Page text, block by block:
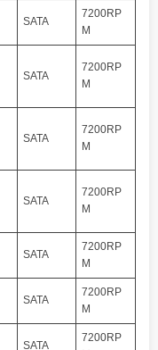
SATA
7200RP
M
SATA
7200RP
M
SATA
7200RP
M
SATA
7200RP
M
SATA
7200RP
M
SATA
7200RP
M
SATA
7200RP